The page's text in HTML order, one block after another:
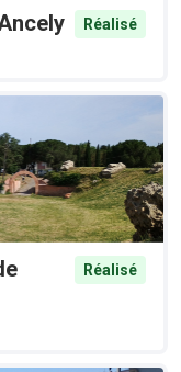
Réalisé
Réalisé